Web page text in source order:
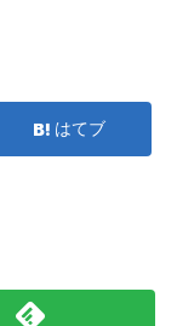
はてブ